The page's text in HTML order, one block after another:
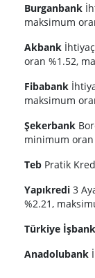
Burganbank
maksimum
Akbank
oran %1.52,
Fibabank
maksimum
Şekerbank
minimum oran
Teb Pratik
Yapıkredi 3
%2.21,
Türkiye
Anadolubank